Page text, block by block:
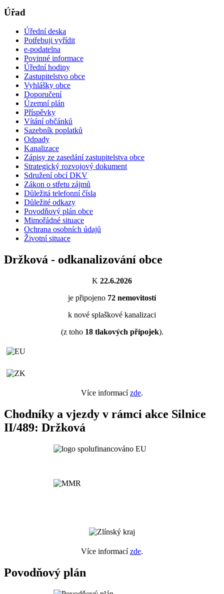
Úřad
Úřední deska
Potřebuji vyřídit
e-podatelna
Povinné informace
Úřední hodiny
Zastupitelstvo obce
Vyhlášky obce
Doporučení
Územní plán
Příspěvky
Vítání občánků
Sazebník poplatků
Odpady
Kanalizace
Zápisy ze zasedání zastupitelstva obce
Strategický rozvojový dokument
Sdružení obcí DKV
Zákon o střetu zájmů
Důležitá telefonní čísla
Důležité odkazy
Povodňový plán obce
Mimořádné situace
Ochrana osobních údajů
Životní situace
Držková - odkanalizování obce
K 22.6.2026
je připojeno 72 nemovitostí
k nové splaškové kanalizaci
(z toho 18tlakových přípojek).
Více informacízde.
Chodníky a vjezdy v rámci akce Silnice
II/489: Držková
Více informacízde.
Povodňový plán